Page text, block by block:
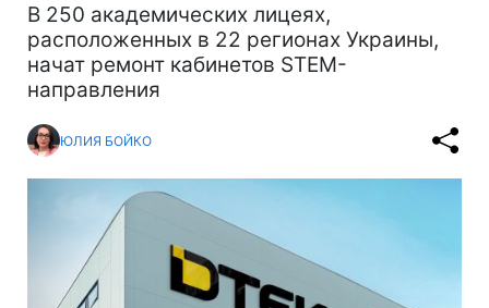
В 250 академических лицеях,
расположенных в 22 регионах Украины,
начат ремонт кабинетов STEM-
направления
ЮЛИЯ БОЙКО